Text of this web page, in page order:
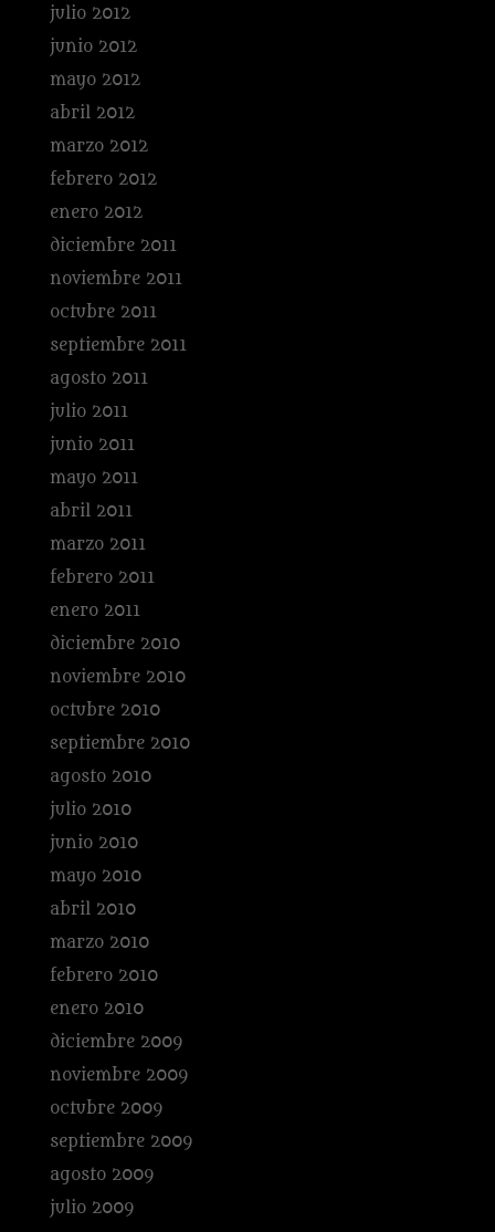
julio 2012
junio 2012
mayo 2012
abril 2012
marzo 2012
febrero 2012
enero 2012
diciembre 2011
noviembre 2011
octubre 2011
septiembre 2011
agosto 2011
julio 2011
junio 2011
mayo 2011
abril 2011
marzo 2011
febrero 2011
enero 2011
diciembre 2010
noviembre 2010
octubre 2010
septiembre 2010
agosto 2010
julio 2010
junio 2010
mayo 2010
abril 2010
marzo 2010
febrero 2010
enero 2010
diciembre 2009
noviembre 2009
octubre 2009
septiembre 2009
agosto 2009
julio 2009